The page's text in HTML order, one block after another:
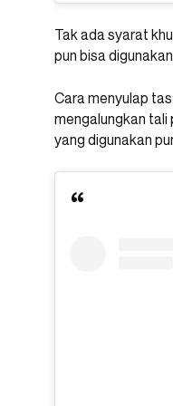
Tak ada syarat
pun bisa
Cara menyulap
mengalungkan tali
yang digunakan